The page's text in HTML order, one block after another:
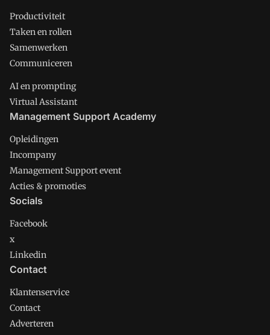
Productiviteit
Taken en rollen
Samenwerken
Communiceren
AI en prompting
Virtual Assistant
Management Support Academy
Opleidingen
Incompany
Management Support event
Acties & promoties
Socials
Facebook
x
Linkedin
Contact
Klantenservice
Contact
Adverteren